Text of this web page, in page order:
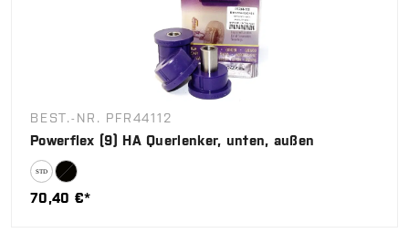
BEST.-NR. PFR44112
Powerflex (9) HA Querlenker, unten, außen
70,40 €*